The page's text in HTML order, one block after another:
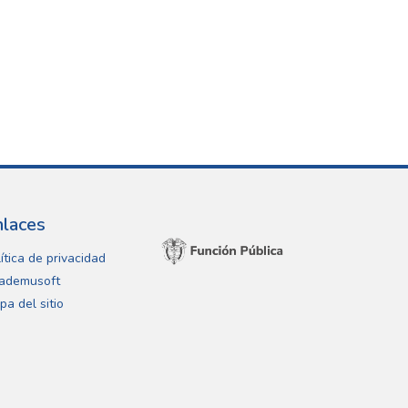
de privacidad
del sitio